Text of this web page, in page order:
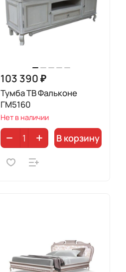
103 390 ₽
Тумба ТВ Фальконе
ГМ5160
Нет в наличии
В корзину